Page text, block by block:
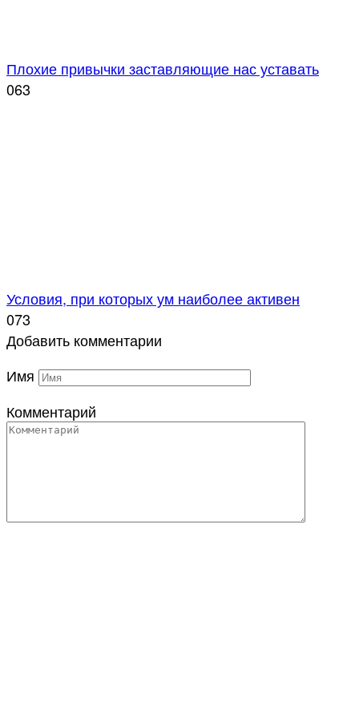
Плохие привычки заставляющие нас уставать
063
Условия, при которых ум наиболее активен
073
Добавить комментарии
Имя
Комментарий